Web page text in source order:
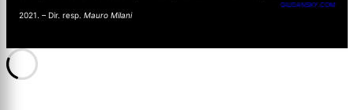
2021. – Dir. resp. Mauro Milani
GIUDANSKY.COM